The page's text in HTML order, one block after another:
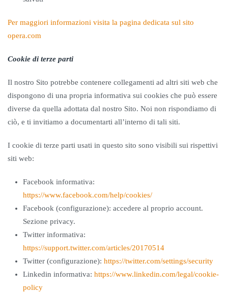
Per maggiori informazioni visita la pagina dedicata sul sito
opera.com
Cookie di terze parti
Il nostro Sito potrebbe contenere collegamenti ad altri siti web che
dispongono di una propria informativa sui cookies che può essere
diverse da quella adottata dal nostro Sito. Noi non rispondiamo di
ciò, e ti invitiamo a documentarti all’interno di tali siti.
I cookie di terze parti usati in questo sito sono visibili sui rispettivi
siti web:
Facebook informativa:
https://www.facebook.com/help/cookies/
Facebook (configurazione): accedere al proprio account.
Sezione privacy.
Twitter informativa:
https://support.twitter.com/articles/20170514
Twitter (configurazione): https://twitter.com/settings/security
Linkedin informativa: https://www.linkedin.com/legal/cookie-
policy